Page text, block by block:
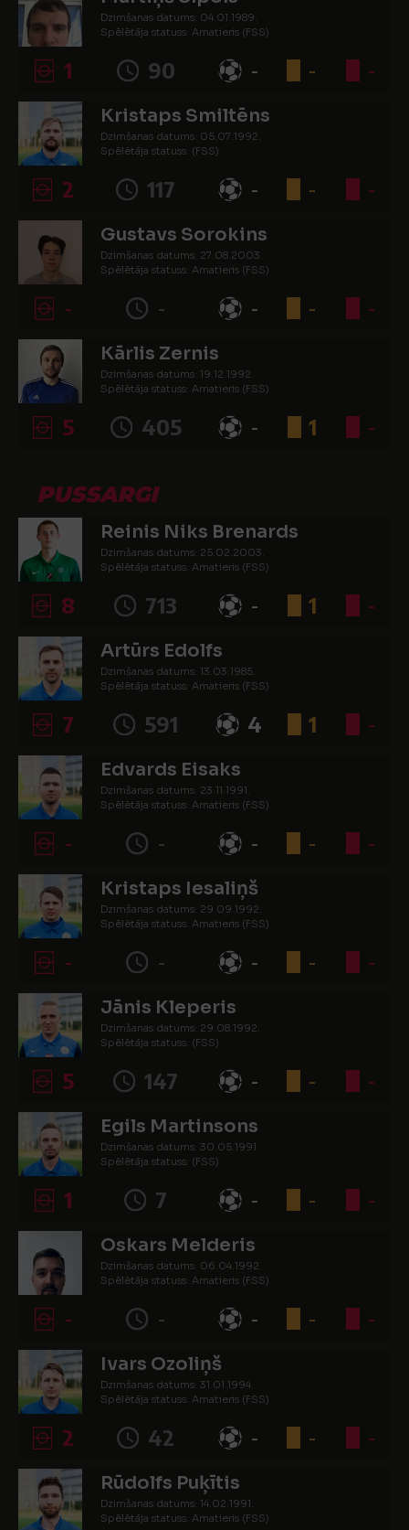
Dzimšanas datums: 04.01.1989.
Spēlētāja statuss: Amatieris (FSS)
1 90 - - -
Kristaps Smiltēns
Dzimšanas datums: 05.07.1992.
Spēlētāja statuss: (FSS)
2 117 - - -
Gustavs Sorokins
Dzimšanas datums: 27.08.2003.
Spēlētāja statuss: Amatieris (FSS)
- - - - -
Kārlis Zernis
Dzimšanas datums: 19.12.1992.
Spēlētāja statuss: Amatieris (FSS)
5 405 - 1 -
PUSSARGI
Reinis Niks Brenards
Dzimšanas datums: 25.02.2003.
Spēlētāja statuss: Amatieris (FSS)
8 713 - 1 -
Artūrs Edolfs
Dzimšanas datums: 13.03.1985.
Spēlētāja statuss: Amatieris (FSS)
7 591 4 1 -
Edvards Eisaks
Dzimšanas datums: 23.11.1991.
Spēlētāja statuss: Amatieris (FSS)
- - - - -
Kristaps Iesaliņš
Dzimšanas datums: 29.09.1992.
Spēlētāja statuss: Amatieris (FSS)
- - - - -
Jānis Kleperis
Dzimšanas datums: 29.08.1992.
Spēlētāja statuss: (FSS)
5 147 - - -
Egils Martinsons
Dzimšanas datums: 30.05.1991.
Spēlētāja statuss: (FSS)
1 7 - - -
Oskars Melderis
Dzimšanas datums: 06.04.1992.
Spēlētāja statuss: Amatieris (FSS)
- - - - -
Ivars Ozoliņš
Dzimšanas datums: 31.01.1994.
Spēlētāja statuss: Amatieris (FSS)
2 42 - - -
Rūdolfs Puķītis
Dzimšanas datums: 14.02.1991.
Spēlētāja statuss: Amatieris (FSS)